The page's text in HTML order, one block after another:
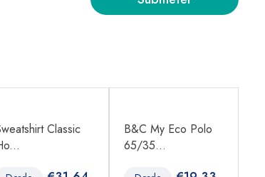
Classic
B&C My Eco Polo
65/35...